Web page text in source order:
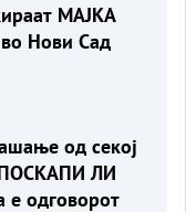
МАЈКА
Нови Сад
од секој
ЛИ
е одговорот